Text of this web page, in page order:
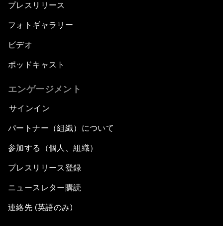
プレスリリース
フォトギャラリー
ビデオ
ポッドキャスト
エンゲージメント
サインイン
パートナー（組織）について
参加する（個人、組織）
プレスリリース登録
ニュースレター購読
連絡先 (英語のみ)